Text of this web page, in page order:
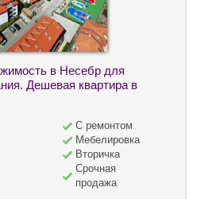
в Несебр для
Дешевая квартира в
С ремонтом
Мебелировка
Вторичка
Срочная
продажа